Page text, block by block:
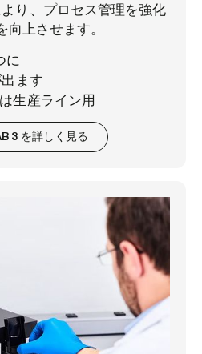
り、プロセス管理を強化
向上させます。
に
ます
生産ライン用
3 を詳しく見る